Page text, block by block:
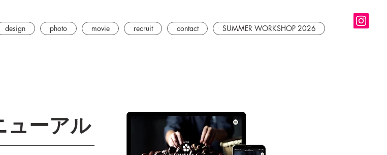
design photo movie recruit contact SUMMER WORKSHOP 2026
ーアル